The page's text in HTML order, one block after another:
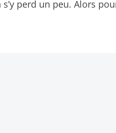
perd un peu. Alors